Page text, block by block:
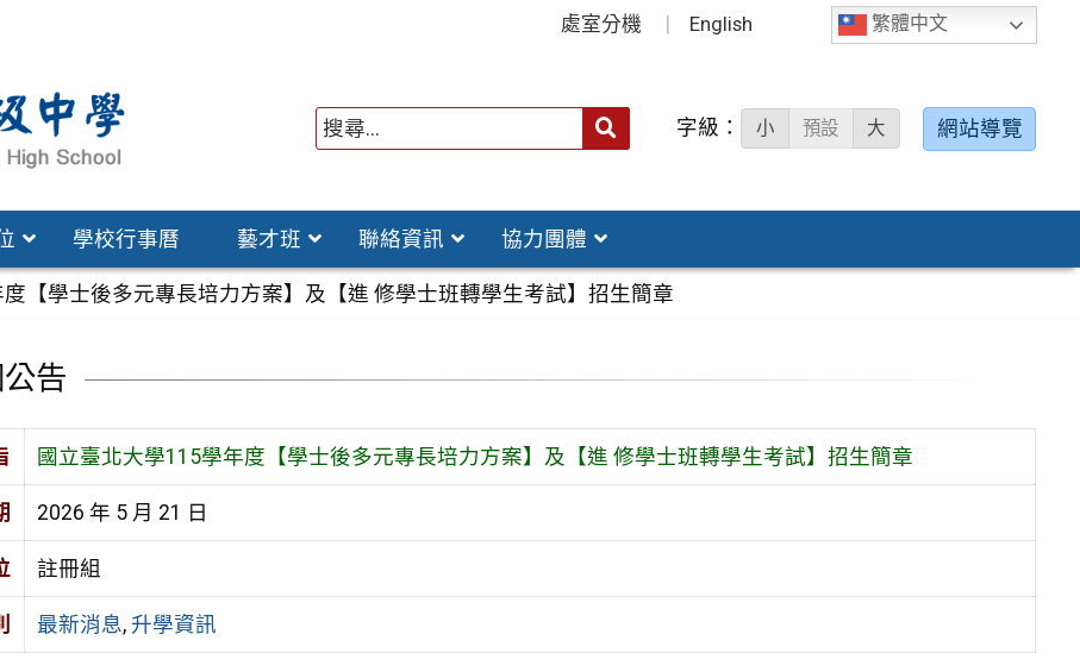
繁體中文
處室分機 English
字級： 小 預設 大 網站導覽
學校行事曆 藝才班 聯絡資訊 協力團體
【學士後多元專長培力方案】及【進 修學士班轉學生考試】招生簡章
告
國立臺北大學115學年度【學士後多元專長培力方案】及【進 修學士班轉學生考試】招生簡章
2026 年 5 月 21 日
註冊組
最新消息, 升學資訊